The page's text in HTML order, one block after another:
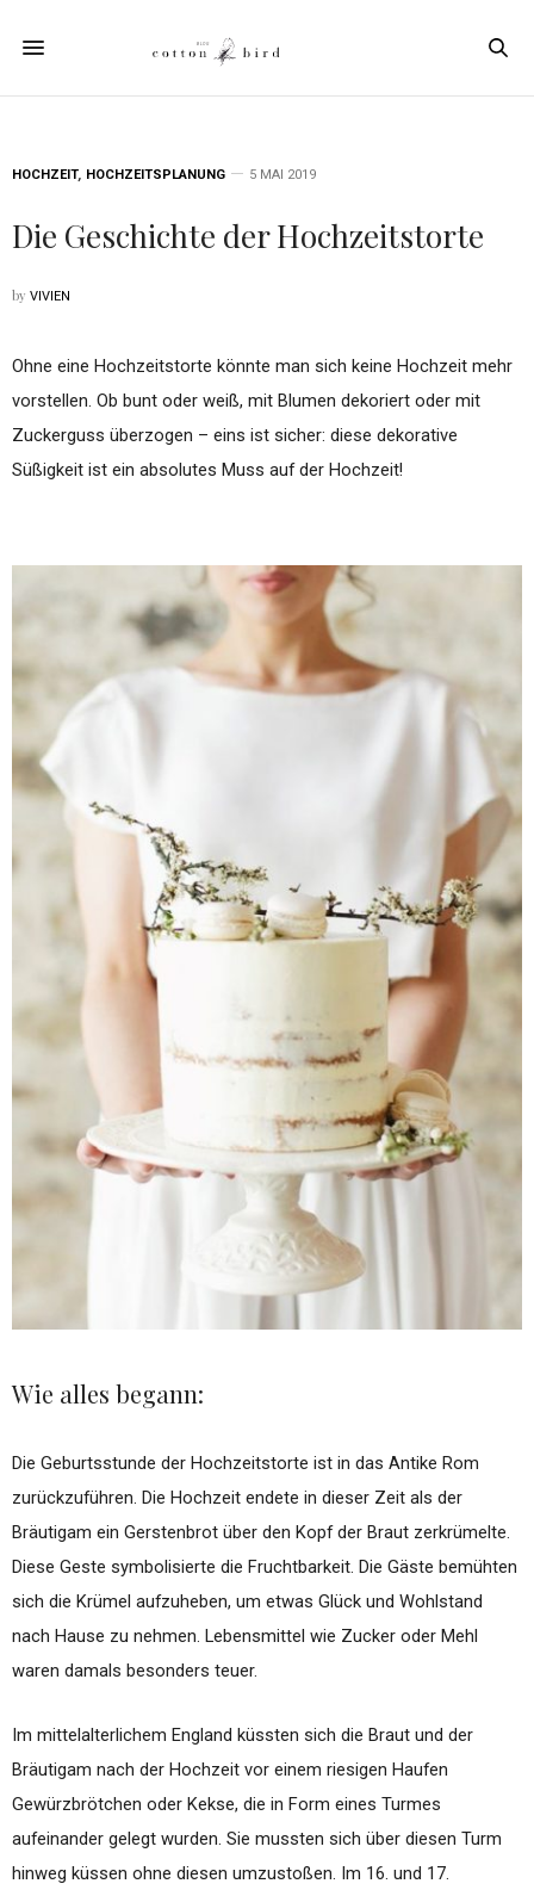
HOCHZEIT, HOCHZEITSPLANUNG 5 MAI 2019
Die Geschichte der Hochzeitstorte
by VIVIEN
Ohne eine Hochzeitstorte könnte man sich keine Hochzeit mehr
vorstellen. Ob bunt oder weiß, mit Blumen dekoriert oder mit
Zuckerguss überzogen – eins ist sicher: diese dekorative
Süßigkeit ist ein absolutes Muss auf der Hochzeit!
Wie alles begann:
Die Geburtsstunde der Hochzeitstorte ist in das Antike Rom
zurückzuführen. Die Hochzeit endete in dieser Zeit als der
Bräutigam ein Gerstenbrot über den Kopf der Braut zerkrümelte.
Diese Geste symbolisierte die Fruchtbarkeit. Die Gäste bemühten
sich die Krümel aufzuheben, um etwas Glück und Wohlstand
nach Hause zu nehmen. Lebensmittel wie Zucker oder Mehl
waren damals besonders teuer.
Im mittelalterlichem England küssten sich die Braut und der
Bräutigam nach der Hochzeit vor einem riesigen Haufen
Gewürzbrötchen oder Kekse, die in Form eines Turmes
aufeinander gelegt wurden. Sie mussten sich über diesen Turm
hinweg küssen ohne diesen umzustoßen. Im 16. und 17.